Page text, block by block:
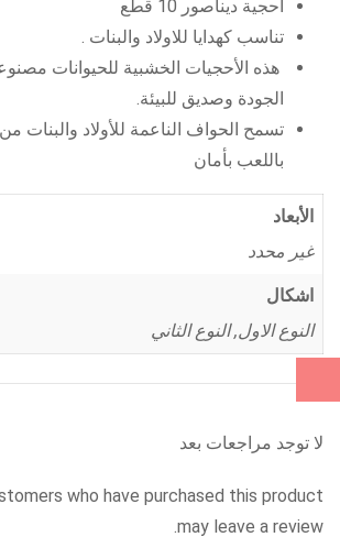
احجية ديناصور 10 قطع
تناسب كهدايا للاولاد والبنات .
هذه الأحجيات الخشبية للحيوانات
الجودة وصديق للبيئة.
باللعب بأمان
الأبعاد
غير محدد
اشكال
النوع الاول, النوع الثاني
لا توجد مراجعات بعد
who have purchased this product
may leave a review.